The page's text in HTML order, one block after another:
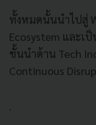
ทั้งหมดนั้นนำไปสู่
Ecosystem และเ
ชั้นนำด้าน Tech
Continuous
.